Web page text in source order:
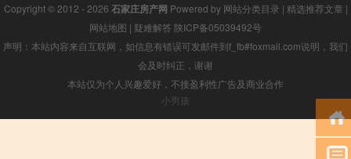
Copyright © 2012 - 2026 石家庄房产网 Powered by 网站分类目录 | 精选推荐文章 |
网站地图 | 疑难解答 陕ICP备05039492号
声明：本站内容来自互联网，如信息有错误可发邮件到f_fb#foxmail.com说明，我们
会及时纠正，谢谢
本站仅为个人兴趣爱好，不接盈利性广告及商业合作
小男孩